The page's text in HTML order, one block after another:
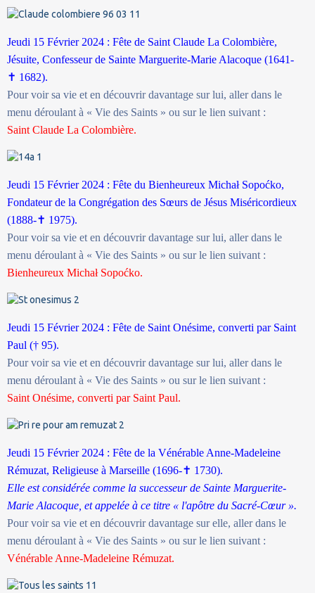
Jeudi 15 Février 2024 : Fête de Saint Claude La Colombière,
Jésuite, Confesseur de Sainte Marguerite-Marie Alacoque (1641-
✝ 1682).
Pour voir sa vie et en découvrir davantage sur lui, aller dans le
menu déroulant à « Vie des Saints » ou sur le lien suivant :
Saint Claude La Colombière.
Jeudi 15 Février 2024 : Fête du Bienheureux Michał Sopoćko,
Fondateur de la Congrégation des Sœurs de Jésus Miséricordieux
(1888-✝ 1975).
Pour voir sa vie et en découvrir davantage sur lui, aller dans le
menu déroulant à « Vie des Saints » ou sur le lien suivant :
Bienheureux Michał Sopoćko.
Jeudi 15 Février 2024 : Fête de Saint Onésime, converti par Saint
Paul († 95).
Pour voir sa vie et en découvrir davantage sur lui, aller dans le
menu déroulant à « Vie des Saints » ou sur le lien suivant :
Saint Onésime, converti par Saint Paul.
Jeudi 15 Février 2024 : Fête de la Vénérable Anne-Madeleine
Rémuzat, Religieuse à Marseille (1696-✝ 1730).
Elle est considérée comme la successeur de Sainte Marguerite-
Marie Alacoque, et appelée à ce titre « l'apôtre du Sacré-Cœur ».
Pour voir sa vie et en découvrir davantage sur elle, aller dans le
menu déroulant à « Vie des Saints » ou sur le lien suivant :
Vénérable Anne-Madeleine Rémuzat.